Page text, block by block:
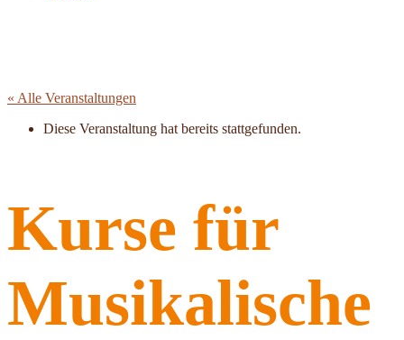
« Alle Veranstaltungen
Diese Veranstaltung hat bereits stattgefunden.
Kurse für
Musikalische